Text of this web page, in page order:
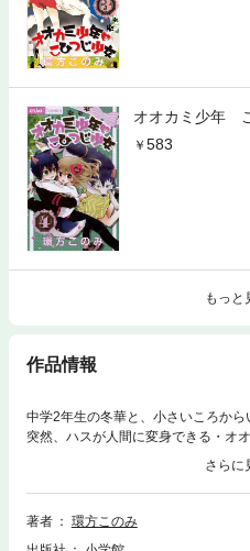
オオカミ少年
583
もっと
作品情報
中学2年生の冬華と、小さいころか
突然、ハスが人間に変身できる・オ
活はドキドキ続き！ 冬華大好きの
著者
環方このみ